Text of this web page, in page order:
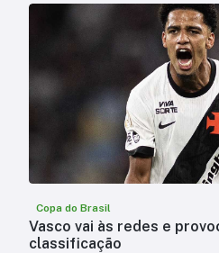
Copa do Brasil
Vasco vai às redes e
classificação